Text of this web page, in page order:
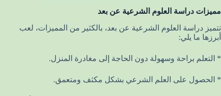
مميزات دراسة العلوم الشرعية عن بعد
تتميز دراسة العلوم الشرعية عن بعد، بالكثير من المميزات، لعب
أبرزها ما يلي:
* التعلم براحة وسهولة دون الحاجة إلى مغادرة المنزل.
* الحصول على العلم الشرعي بشكل مكثف ومتعمق.